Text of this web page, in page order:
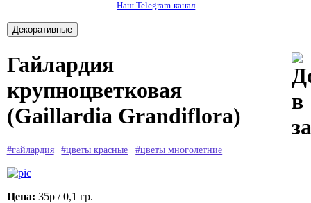
Наш Telegram-канал
Гайлардия
крупноцветковая
(Gaillardia Grandiflora)
#гайлардия #цветы красные #цветы многолетние
Цена: 35р / 0,1 гр.